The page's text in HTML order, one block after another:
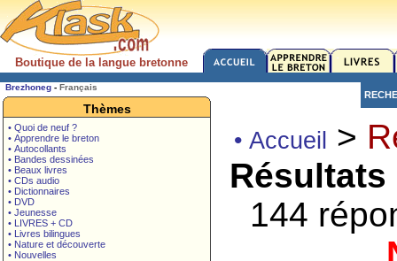
Boutique de la langue bretonne
Brezhoneg - Français
Thèmes
• Quoi de neuf ?
• Apprendre le breton
• Autocollants
• Bandes dessinées
• Beaux livres
• CDs audio
• Dictionnaires
• DVD
• Jeunesse
• LIVRES + CD
• Livres bilingues
• Nature et découverte
• Nouvelles
• Accueil >
144